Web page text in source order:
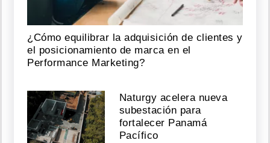
¿Cómo equilibrar la adquisición de clientes y
el posicionamiento de marca en el
Performance Marketing?
Naturgy acelera nueva
subestación para
fortalecer Panamá
Pacífico